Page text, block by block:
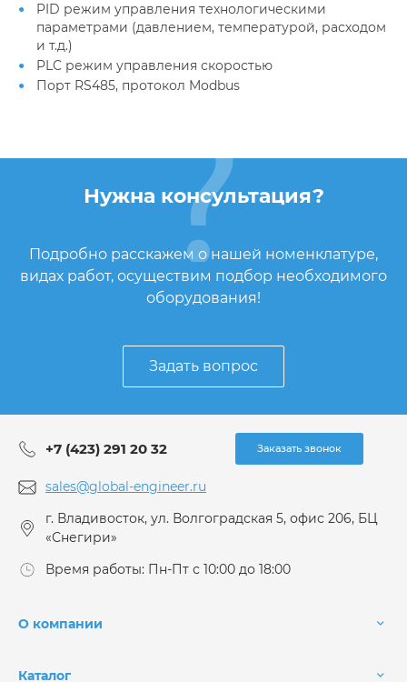
PID режим управления технологическими
параметрами (давлением, температурой, расходом
и т.д.)
PLC режим управления скоростью
Порт RS485, протокол Modbus
Нужна консультация?
Подробно расскажем о нашей номенклатуре,
видах работ, осуществим подбор необходимого
оборудования!
Задать вопрос
+7 (423) 291 20 32 Заказать звонок
sales@global-engineer.ru
г. Владивосток, ул. Волгоградская 5, офис 206, БЦ
«Снегири»
Время работы: Пн-Пт с 10:00 до 18:00
О компании
Каталог